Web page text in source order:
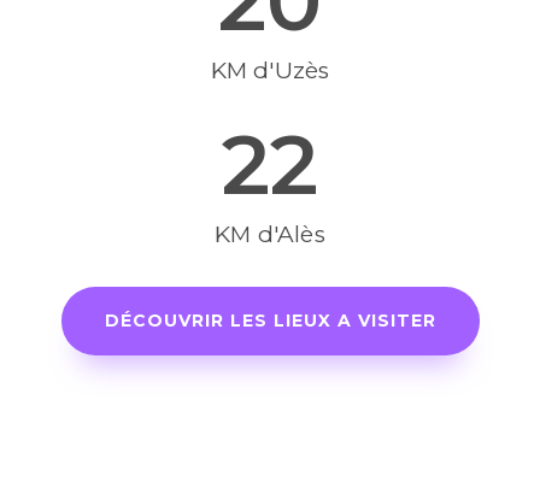
KM d'Uzès
KM d'Alès
22
DÉCOUVRIR LES LIEUX A VISITER